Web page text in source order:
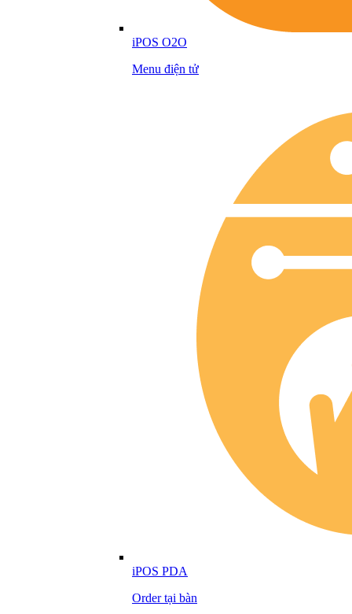
iPOS O2O
Menu điện tử
iPOS PDA
Order tại bàn